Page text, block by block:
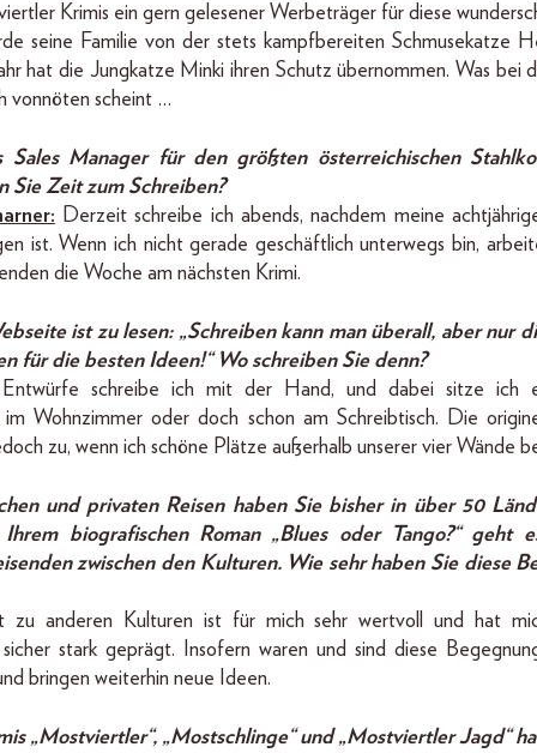
Krimis ein gern gelesener Werbeträger für diese
seine Familie von der stets kampfbereiten Schmusekatze
hat die Jungkatze Minki ihren Schutz übernommen. Was bei
vonnöten scheint …
Sales Manager für den größten österreichischen
Sie Zeit zum Schreiben?
Derzeit schreibe ich abends, nachdem meine
ist. Wenn ich nicht gerade geschäftlich unterwegs bin,
die Woche am nächsten Krimi.
ist zu lesen: „Schreiben kann man überall, aber nur
für die besten Ideen!“ Wo schreiben Sie denn?
schreibe ich mit der Hand, und dabei sitze ich
im Wohnzimmer oder doch schon am Schreibtisch. Die
zu, wenn ich schöne Plätze außerhalb unserer vier Wände
und privaten Reisen haben Sie bisher in über 50
biografischen Roman „Blues oder Tango?“ geht
zwischen den Kulturen. Wie sehr haben Sie diese
zu anderen Kulturen ist für mich sehr wertvoll und hat
stark geprägt. Insofern waren und sind diese
bringen weiterhin neue Ideen.
„Mostviertler“, „Mostschlinge“ und „Mostviertler Jagd“